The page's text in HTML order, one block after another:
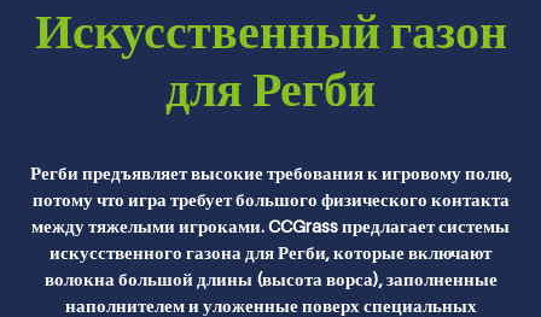
Искусственный газон
для Регби
Регби предъявляет высокие требования к игровому полю,
потому что игра требует большого физического контакта
между тяжелыми игроками. CCGrass предлагает системы
искусственного газона для Регби, которые включают
волокна большой длины (высота ворса), заполненные
наполнителем и уложенные поверх специальных